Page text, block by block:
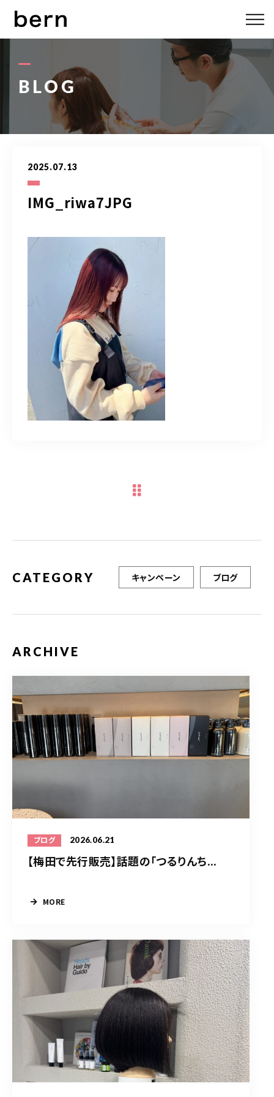
BLOG
2025.07.13
IMG_riwa7JPG
CATEGORY キャンペーン ブログ
ARCHIVE
ブログ 2026.06.21
【梅田で先行販売】話題の「つるりんち...
MORE
ABOUT US
STYLE
ACCESS
bern 06-6136-6633
TERMINAL bern 06-6136-6633
ご予約はこちら